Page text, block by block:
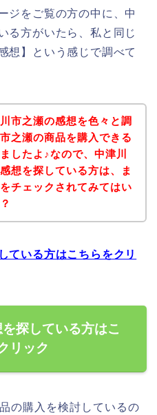
ジをご覧の方の中に、中
る方がいたら、私と同じ
】という感じで調べて
市之瀬の感想を色々と調
之瀬の商品を購入できる
したよ♪なので、中津川
想を探している方は、ま
チェックされてみてはい
ている方はこちらをクリ
探している方はこ
リック
の購入を検討しているの